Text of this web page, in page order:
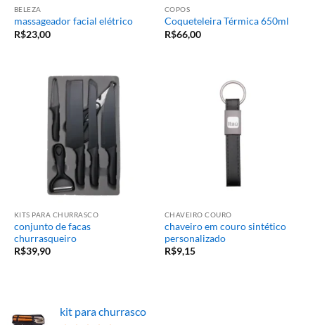
BELEZA
massageador facial elétrico
R$23,00
COPOS
Coqueteleira Térmica 650ml
R$66,00
KITS PARA CHURRASCO
conjunto de facas
churrasqueiro
R$39,90
CHAVEIRO COURO
chaveiro em couro sintético
personalizado
R$9,15
kit para churrasco